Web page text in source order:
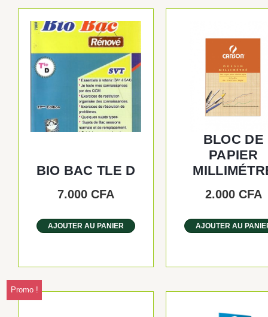
BIO BAC TLE D
7.000 CFA
AJOUTER AU PANIER
BLOC DE
PAPIER
2.000 CFA
AJOUTER AU
Promo !